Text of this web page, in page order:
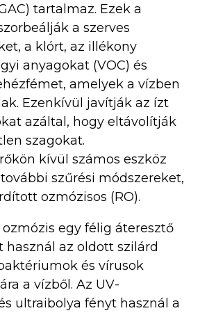
tartalmaz. Ezek a
a szerves
a klórt, az illékony
anyagokat (VOC) és
amelyek a vízben
Ezenkívül javítják az ízt
azáltal, hogy eltávolítják
szagokat.
kívül számos eszköz
szűrési módszereket,
ozmózisos (RO).
egy félig áteresztő
használ az oldott szilárd
és vírusok
a vízből. Az UV-
ultraibolya fényt használ a